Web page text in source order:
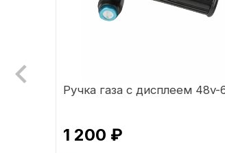
Ручка газа с дисплеем 48v-
1 200 ₽